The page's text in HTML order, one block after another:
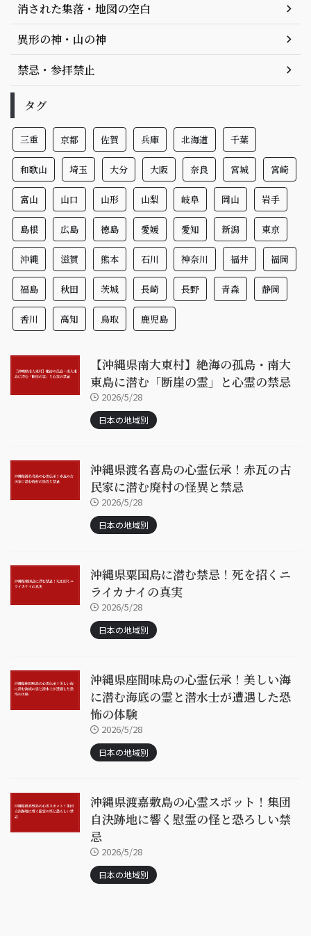
消された集落・地図の空白
異形の神・山の神
禁忌・参拝禁止
タグ
三重 京都 佐賀 兵庫 北海道 千葉
和歌山 埼玉 大分 大阪 奈良 宮城 宮崎
富山 山口 山形 山梨 岐阜 岡山 岩手
島根 広島 徳島 愛媛 愛知 新潟 東京
沖縄 滋賀 熊本 石川 神奈川 福井 福岡
福島 秋田 茨城 長崎 長野 青森 静岡
香川 高知 鳥取 鹿児島
【沖縄県南大東村】絶海の孤島・南大
東島に潜む「断崖の霊」と心霊の禁忌
2026/5/28
日本の地域別
沖縄県渡名喜島の心霊伝承！赤瓦の古
民家に潜む廃村の怪異と禁忌
2026/5/28
日本の地域別
沖縄県粟国島に潜む禁忌！死を招くニ
ライカナイの真実
2026/5/28
日本の地域別
沖縄県座間味島の心霊伝承！美しい海
に潜む海底の霊と潜水士が遭遇した恐
怖の体験
2026/5/28
日本の地域別
沖縄県渡嘉敷島の心霊スポット！集団
自決跡地に響く慰霊の怪と恐ろしい禁
忌
2026/5/28
日本の地域別